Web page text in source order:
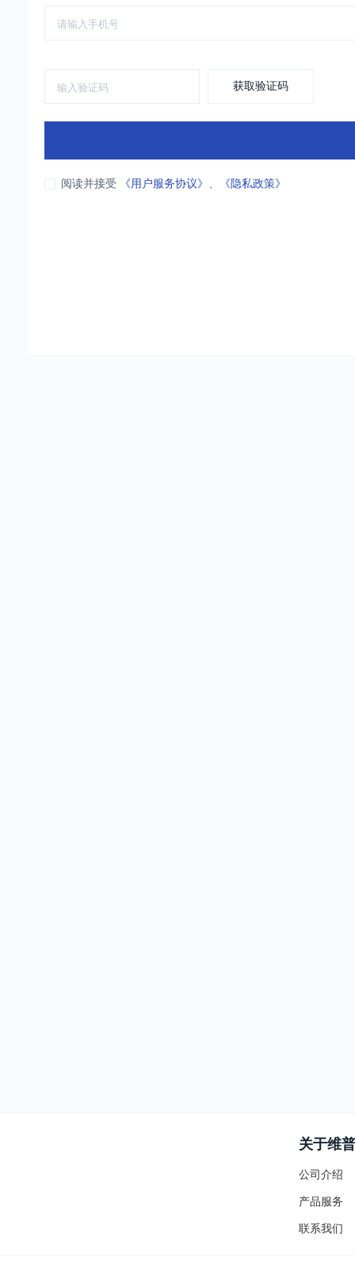
获取验证码
阅读并接受 《用户服务协议》 、 《隐私政策》
关于维普
公司介绍
产品服务
联系我们